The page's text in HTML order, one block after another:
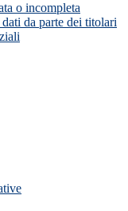
o incompleta
da parte dei titolari